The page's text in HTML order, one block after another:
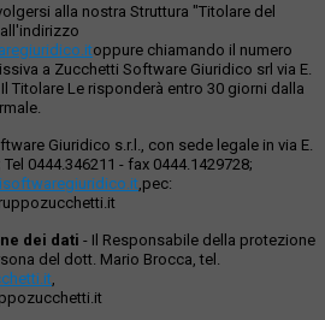
alla nostra Struttura "Titolare del
oppure chiamando il numero
a Zucchetti Software Giuridico srl via E.
Titolare Le risponderà entro 30 giorni dalla
Giuridico s.r.l., con sede legale in via E.
0444.346211 - fax 0444.1429728;
,pec:
dei dati - Il Responsabile della protezione
del dott. Mario Brocca, tel.
,